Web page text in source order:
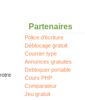
Partenaires
Police d'écriture
Déblocage gratuit
Courrier type
Annonces gratuites
Debloquer portable
Cours PHP
Comparateur
Jeu gratuit